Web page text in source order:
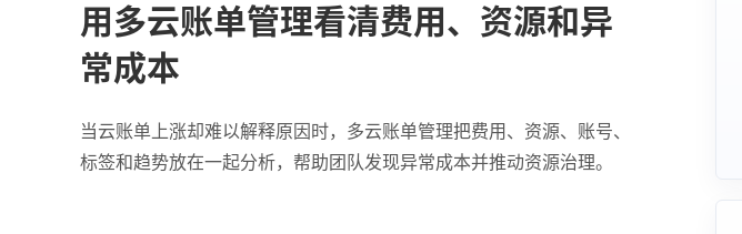
用多云账单管理看清费用、资源和异
常成本
当云账单上涨却难以解释原因时，多云账单管理把费用、资源、账号、
标签和趋势放在一起分析，帮助团队发现异常成本并推动资源治理。